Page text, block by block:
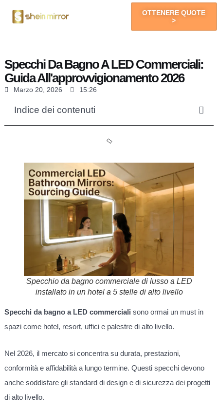
OTTENERE QUOTE
>
Specchi Da Bagno A LED Commerciali:
Guida All'approvvigionamento 2026
Marzo 20, 2026 15:26
Indice dei contenuti
Specchio da bagno commerciale di lusso a LED
installato in un hotel a 5 stelle di alto livello
Specchi da bagno a LED commerciali sono ormai un must in
spazi come hotel, resort, uffici e palestre di alto livello.
Nel 2026, il mercato si concentra su durata, prestazioni,
conformità e affidabilità a lungo termine. Questi specchi devono
anche soddisfare gli standard di design e di sicurezza dei progetti
di alto livello.